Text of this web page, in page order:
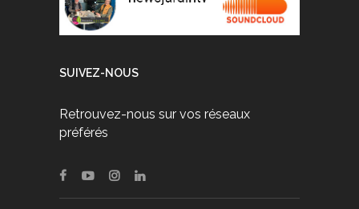
SUIVEZ-NOUS
Retrouvez-nous sur vos réseaux
préférés